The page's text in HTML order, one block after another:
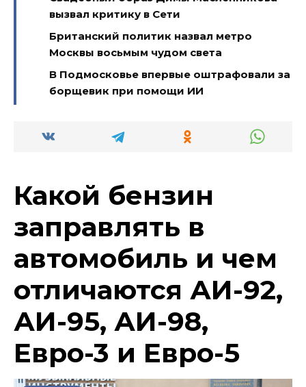
вызвал критику в Сети
Британский политик назвал метро
Москвы восьмым чудом света
В Подмосковье впервые оштрафовали за
борщевик при помощи ИИ
Какой бензин
заправлять в
автомобиль и чем
отличаются АИ-92,
АИ-95, АИ-98,
Евро-3 и Евро-5